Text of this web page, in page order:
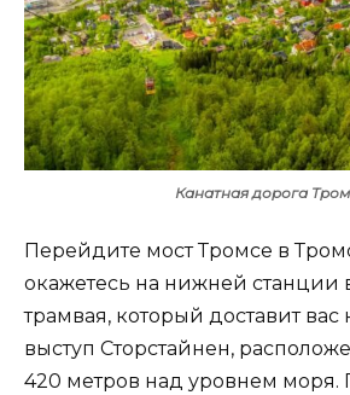
Канатная дорога
Перейдите мост Тромсе в
окажетесь на нижней станции
трамвая, который доставит вас
выступ Сторстайнен,
420 метров над уровнем моря.